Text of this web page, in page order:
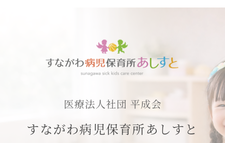
医療法人社団 平成会
すながわ病児保育所あしすと